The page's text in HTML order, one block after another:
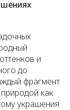
и
до
фрагмент
как
украшения